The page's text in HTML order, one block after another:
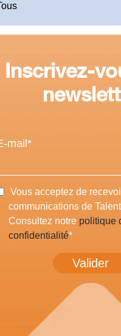
Inscrivez-
mail *
Vous acceptez de
communications de
Consultez notre politique
confidentialité*